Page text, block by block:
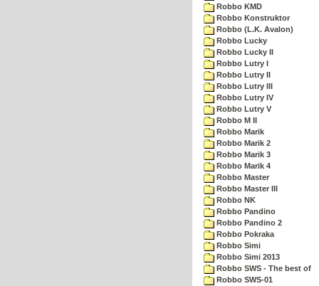
Robbo KMD
Robbo Konstruktor
Robbo (L.K. Avalon)
Robbo Lucky
Robbo Lucky II
Robbo Lutry I
Robbo Lutry II
Robbo Lutry III
Robbo Lutry IV
Robbo Lutry V
Robbo M II
Robbo Marik
Robbo Marik 2
Robbo Marik 3
Robbo Marik 4
Robbo Master
Robbo Master III
Robbo NK
Robbo Pandino
Robbo Pandino 2
Robbo Pokraka
Robbo Simi
Robbo Simi 2013
Robbo SWS - The best of
Robbo SWS-01